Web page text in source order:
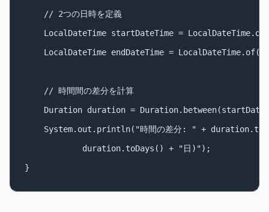
    // 2つの日時を定義
LocalDateTime startDateTime =
LocalDateTime endDateTime =
    // 時間間の差分を計算
Duration duration =
System.out.println("時間の差分: " +
            duration.toDays() + "日)");